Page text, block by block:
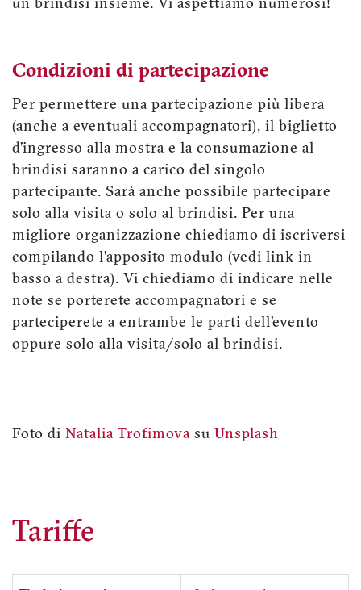
un brindisi insieme. Vi aspettiamo numerosi!
Condizioni di partecipazione
Per permettere una partecipazione più libera
(anche a eventuali accompagnatori), il biglietto
d’ingresso alla mostra e la consumazione al
brindisi saranno a carico del singolo
partecipante. Sarà anche possibile partecipare
solo alla visita o solo al brindisi. Per una
migliore organizzazione chiediamo di iscriversi
compilando l’apposito modulo (vedi link in
basso a destra). Vi chiediamo di indicare nelle
note se porterete accompagnatori e se
parteciperete a entrambe le parti dell’evento
oppure solo alla visita/solo al brindisi.
Foto di Natalia Trofimova su Unsplash
Tariffe